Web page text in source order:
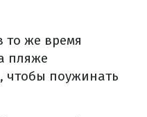
то же время
пляже
чтобы поужинать